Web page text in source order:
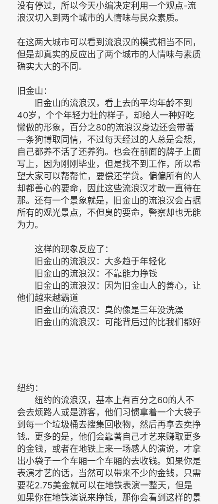
没有停过，所以今天小编决定利用一个观点-流
浪汉切入到两个城市的人情味与民众素质。
在这两大城市可以看到流浪汉的模式相当不同，
但是却真实的反应出了两个城市的人情味与素质
确实大大的不同。
旧金山：
旧金山的流浪汉，看上去的平均年龄不到
40岁，个个年轻力壮的样子，却给人一种好吃
懒做的形象，百分之80的流浪汉身边还会带著
一条狗博取同情，不过每天经过的人总是会想，
自己都养不活了还养狗。也会在前面的牌子上面
写上，因为刚刚毕业，但是找不到工作，所以希
望大家可以帮帮忙，要偿还学贷。偏偏所有的人
却都善心的要命，因此这些流浪汉才敢一直待在
那。还有一个景象就是，旧金山的流浪汉会占据
所有的观光景点，不但臭的要命，警察却也无能
为力。
这样的现象反应了：
旧金山的流浪汉：大多趋于年轻化
旧金山的流浪汉：不靠能力挣钱
旧金山的流浪汉：因为旧金山人的善心，让
他们越来越霸道
旧金山的流浪汉：臭的像是三年没洗澡
旧金山的流浪汉：可能背后过的比我们都好
纽约：
纽约的流浪汉，基本上有百分之60的人不
会去烦路人或是游客，他们习惯拿着一个大袋子
到每一个垃圾桶去搜集回收物，然后再拿去卖挣
钱。更多的是，他们会靠著自己才艺来赚取更多
的金钱，或者在地铁上来一场感人的演说，才拿
出小袋子一个车厢一个车厢的去收钱。如果你是
表演才艺的话，当然可以带来不少的金钱，只需
要花2.75美金就可以在地铁表演一整天，但是
如果你在地铁演说来挣钱，那你会看到这样的景